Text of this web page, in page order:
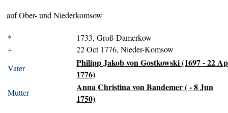
auf Ober- und Niederkomsow
*
1733, Groß-Damerkow
+
22 Oct 1776, Nieder-Komsow
Vater
Philipp Jakob von Gostkowski (1697 - 22
1776)
Mutter
Anna Christina von Bandemer ( - 8 Jun
1750)